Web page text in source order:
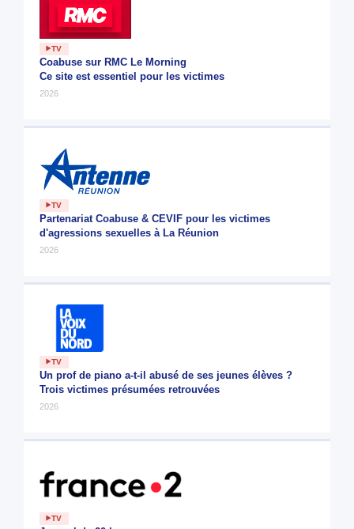
TV
Coabuse sur RMC Le Morning
Ce site est essentiel pour les victimes
2026
TV
Partenariat Coabuse & CEVIF pour les victimes
d'agressions sexuelles à La Réunion
2026
TV
Un prof de piano a-t-il abusé de ses jeunes élèves ?
Trois victimes présumées retrouvées
2026
TV